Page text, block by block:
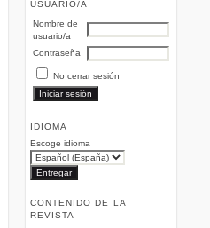
USUARIO/A
Nombre de
usuario/a
Contraseña
No cerrar sesión
IDIOMA
Escoge idioma
CONTENIDO DE LA
REVISTA